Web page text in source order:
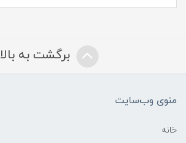
برگشت به بالا
منوی وب‌سایت
خانه